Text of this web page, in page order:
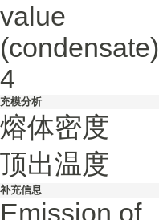
value
(condensate)
4
充模分析
熔体密度
顶出温度
补充信息
Emission of